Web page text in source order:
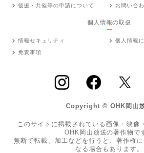
後援・共催等の申請について
お問い合
個人情報の取扱
情報セキュリティ
個人情報
免責事項
Copyright © OHK岡山
このサイトに掲載されている画像・映像
OHK岡山放送の著作物で
無断で転載、加工などを行うと、著作権
なる場合もあります。